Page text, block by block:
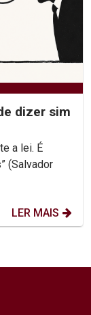
dizer sim
a lei. É
(Salvador
LER MAIS